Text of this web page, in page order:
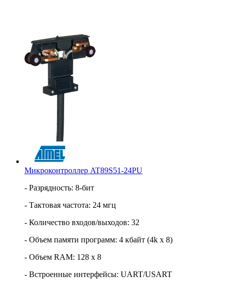
Микроконтроллер AT89S51-24PU
- Разрядность: 8-бит
- Тактовая частота: 24 мгц
- Количество входов/выходов: 32
- Объем памяти программ: 4 кбайт (4k x 8)
- Объем RAM: 128 x 8
- Встроенные интерфейсы: UART/USART